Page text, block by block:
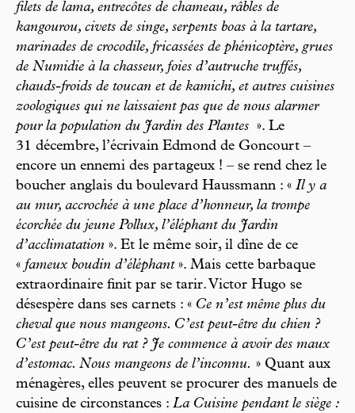
filets de lama, entrecôtes de chameau, râbles de
kangourou, civets de singe, serpents boas à la tartare,
marinades de crocodile, fricassées de phénicoptère, grues
de Numidie à la chasseur, foies d’autruche truffés,
chauds-froids de toucan et de kamichi, et autres cuisines
zoologiques qui ne laissaient pas que de nous alarmer
pour la population du Jardin des Plantes ». Le
31 décembre, l’écrivain Edmond de Goncourt –
encore un ennemi des partageux ! – se rend chez le
boucher anglais du boulevard Haussmann : « Il y a
au mur, accrochée à une place d’honneur, la trompe
écorchée du jeune Pollux, l’éléphant du Jardin
d’acclimatation ». Et le même soir, il dîne de ce
« fameux boudin d’éléphant». Mais cette barbaque
extraordinaire finit par se tarir. Victor Hugo se
désespère dans ses carnets : « Ce n’est même plus du
cheval que nous mangeons. C’est peut-être du chien ?
C’est peut-être du rat ? Je commence à avoir des maux
d’estomac. Nous mangeons de l’inconnu. » Quant aux
ménagères, elles peuvent se procurer des manuels de
cuisine de circonstances : La Cuisine pendant le siège :